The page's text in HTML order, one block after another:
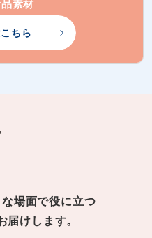
素材
ちら
場面で役に立つ
届けします。